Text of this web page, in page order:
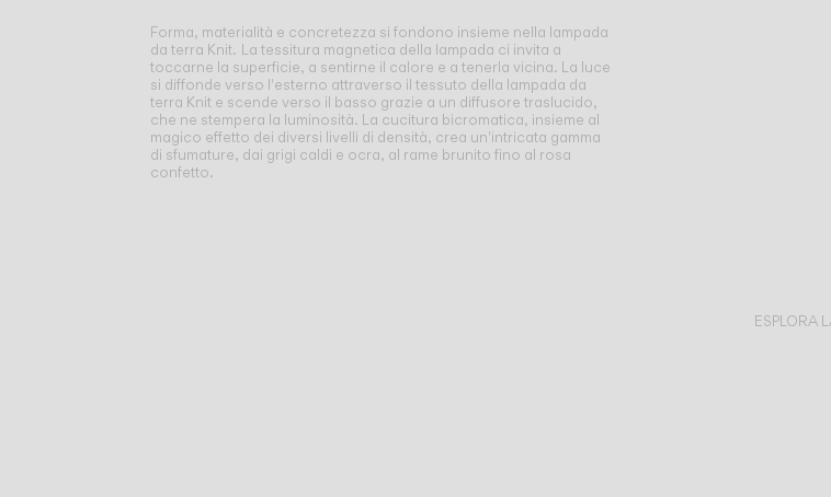
Forma, materialità e concretezza si fondono insieme nella lampada
da terra Knit. La tessitura magnetica della lampada ci invita a
toccarne la superficie, a sentirne il calore e a tenerla vicina. La luce
si diffonde verso l'esterno attraverso il tessuto della lampada da
terra Knit e scende verso il basso grazie a un diffusore traslucido,
che ne stempera la luminosità. La cucitura bicromatica, insieme al
magico effetto dei diversi livelli di densità, crea un'intricata gamma
di sfumature, dai grigi caldi e ocra, al rame brunito fino al rosa
confetto.
ESPLORA